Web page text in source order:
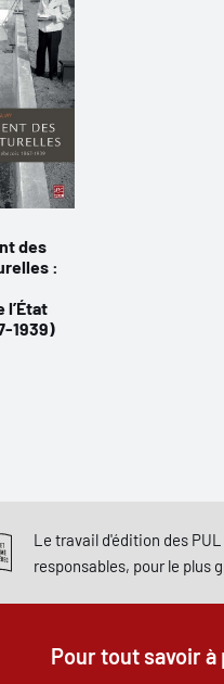
des
:
1939)
Le travail d'édition des
responsables, pour le plus
Pour tout savoir